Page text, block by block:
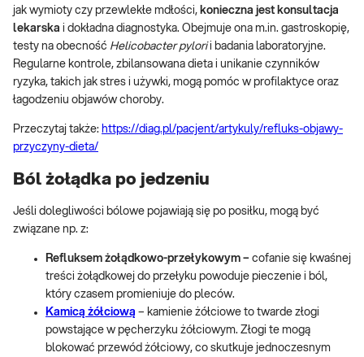
jak wymioty czy przewlekłe mdłości, konieczna jest konsultacja
lekarska i dokładna diagnostyka. Obejmuje ona m.in. gastroskopię,
testy na obecność Helicobacter pylorii badania laboratoryjne.
Regularne kontrole, zbilansowana dieta i unikanie czynników
ryzyka, takich jak stres i używki, mogą pomóc w profilaktyce oraz
łagodzeniu objawów choroby.
Przeczytaj także: https://diag.pl/pacjent/artykuly/refluks-objawy-
przyczyny-dieta/
Ból żołądka po jedzeniu
Jeśli dolegliwości bólowe pojawiają się po posiłku, mogą być
związane np. z:
Refluksem żołądkowo-przełykowym – cofanie się kwaśnej
treści żołądkowej do przełyku powoduje pieczenie i ból,
który czasem promieniuje do pleców.
Kamicą żółciową – kamienie żółciowe to twarde złogi
powstające w pęcherzyku żółciowym. Złogi te mogą
blokować przewód żółciowy, co skutkuje jednoczesnym